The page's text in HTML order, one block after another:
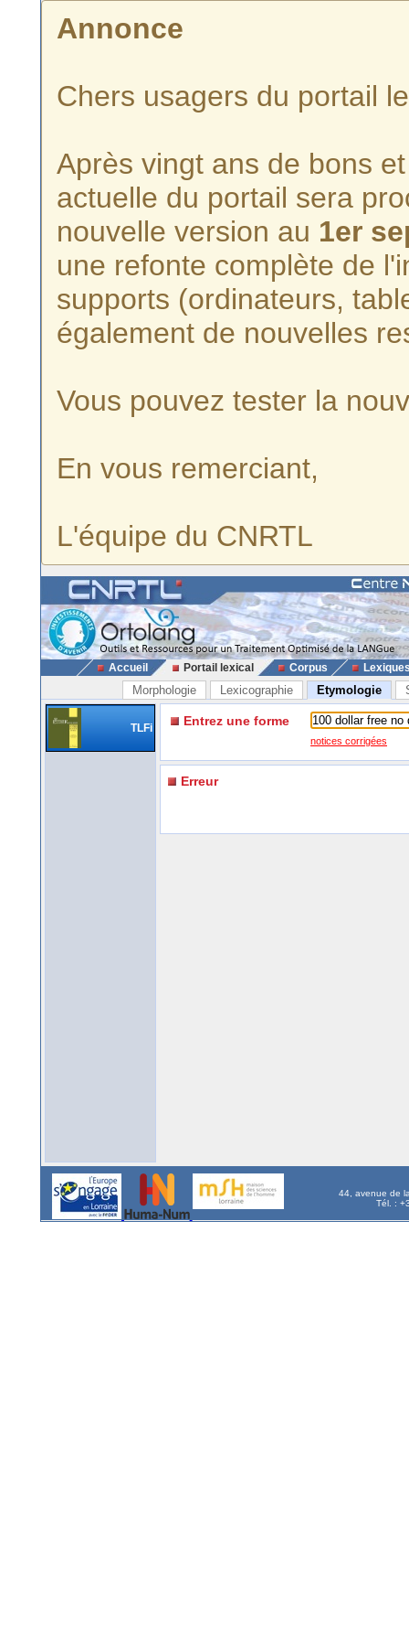
Annonce
Chers usagers du portail
Après vingt ans de bons
actuelle du portail sera
nouvelle version au 1er
une refonte complète de
supports (ordinateurs,
également de nouvelles
Vous pouvez tester la
En vous remerciant,
L'équipe du CNRTL
Accueil Portail lexical Corpus
Morphologie Lexicographie Etymologie
TLFi Entrez une forme
notices corrigées
Erreur
44, avenue de
Tél. :